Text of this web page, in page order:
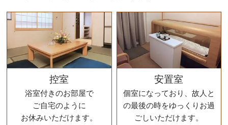
控室
浴室付きのお部屋で
ご自宅のように
お休みいただけます。
安置室
個室になっており、故人と
の最後の時をゆっくりお過
ごしいただけます。